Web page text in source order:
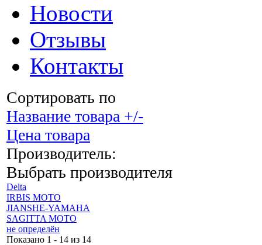
Новости
Отзывы
Контакты
Сортировать по
Название товара +/-
Цена товара
Производитель:
Выбрать производителя
Delta
IRBIS MOTO
JIANSHE-YAMAHA
SAGITTA MOTO
не определён
Показано 1 - 14 из 14